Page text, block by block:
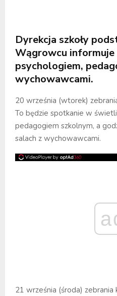
Dyrekcja szkoły
Wągrowcu informuje
psychologiem,
wychowawcami.
20 września (wtorek)
To będzie spotkanie w
pedagogiem szkolnym, a
salach z wychowawcami.
21 września (środa) zebrania